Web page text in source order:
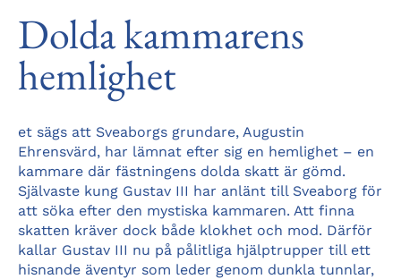
Dolda kammarens
hemlighet
et sägs att Sveaborgs grundare, Augustin
Ehrensvärd, har lämnat efter sig en hemlighet – en
kammare där fästningens dolda skatt är gömd.
Självaste kung Gustav III har anlänt till Sveaborg för
att söka efter den mystiska kammaren. Att finna
skatten kräver dock både klokhet och mod. Därför
kallar Gustav III nu på pålitliga hjälptrupper till ett
hisnande äventyr som leder genom dunkla tunnlar,